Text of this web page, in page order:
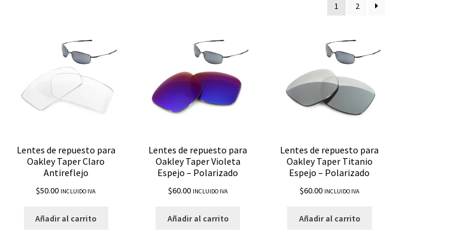
1 2
Lentes de repuesto para
Oakley Taper Claro
Antireflejo
$50.00 INCLUIDO IVA
Añadir al carrito
Lentes de repuesto para
Oakley Taper Violeta
Espejo – Polarizado
$60.00 INCLUIDO IVA
Añadir al carrito
Lentes de repuesto para
Oakley Taper Titanio
Espejo – Polarizado
$60.00 INCLUIDO IVA
Añadir al carrito